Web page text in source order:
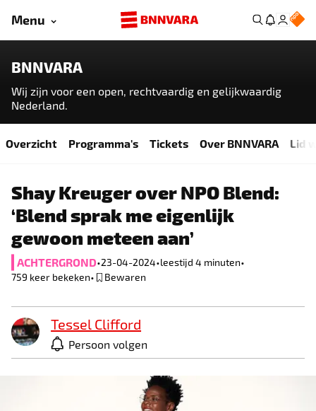
Menu
BNNVARA
Wij zijn voor een open, rechtvaardig en gelijkwaardig
Nederland.
Overzicht Programma's Tickets Over BNNVARA Lid
Shay Kreuger over NPO Blend:
‘Blend sprak me eigenlijk
gewoon meteen aan’
ACHTERGROND•23-04-2024•leestijd 4 minuten•
759 keer bekeken• Bewaren
Tessel Clifford
Persoon volgen